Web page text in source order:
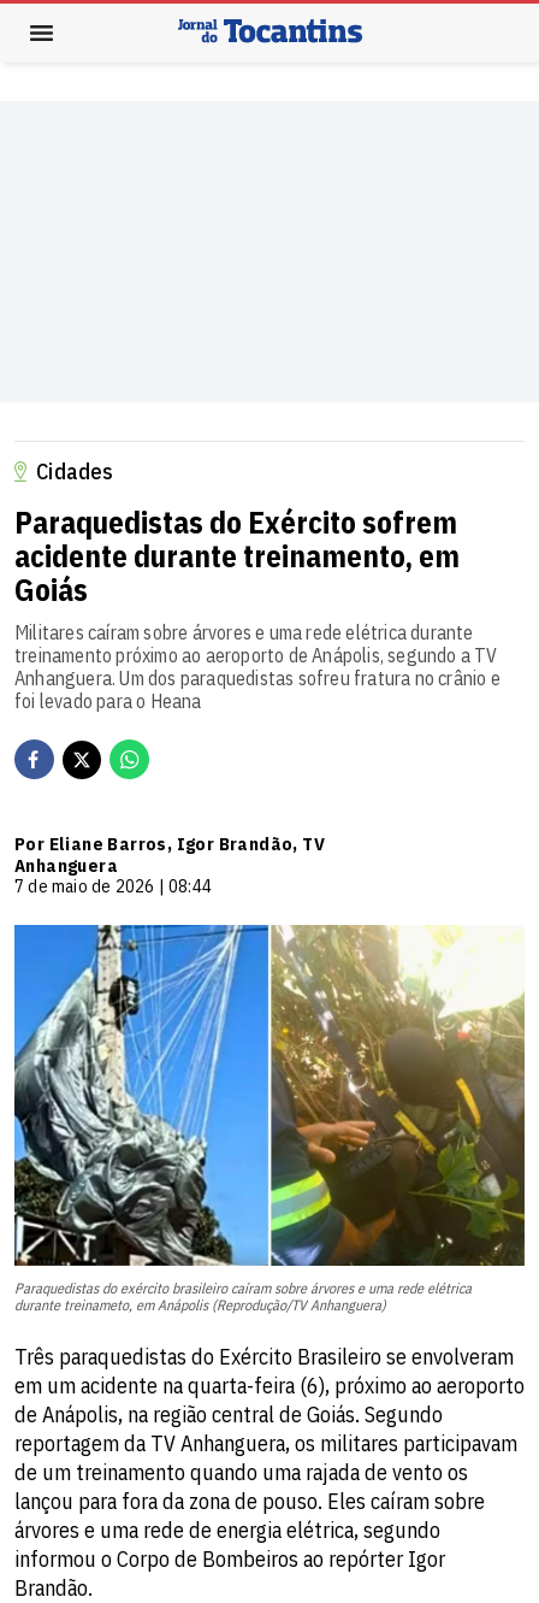
Cidades
Paraquedistas do Exército sofrem
acidente durante treinamento, em
Goiás
Militares caíram sobre árvores e uma rede elétrica durante
treinamento próximo ao aeroporto de Anápolis, segundo a TV
Anhanguera. Um dos paraquedistas sofreu fratura no crânio e
foi levado para o Heana
Por Eliane Barros, Igor Brandão, TV
Anhanguera
7 de maio de 2026 | 08:44
Paraquedistas do exército brasileiro caíram sobre árvores e uma rede elétrica
durante treinameto, em Anápolis (Reprodução/TV Anhanguera)
Três paraquedistas do Exército Brasileiro se envolveram
em um acidente na quarta-feira (6), próximo ao aeroporto
de Anápolis, na região central de Goiás. Segundo
reportagem da TV Anhanguera, os militares participavam
de um treinamento quando uma rajada de vento os
lançou para fora da zona de pouso. Eles caíram sobre
árvores e uma rede de energia elétrica, segundo
informou o Corpo de Bombeiros ao repórter Igor
Brandão.